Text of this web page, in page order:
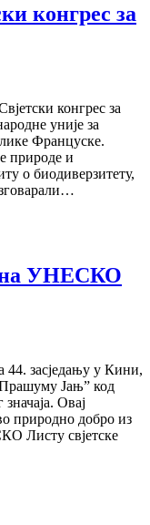
конгрес за
конгрес за
уније за
Француске.
природе и
о биодиверзитету,
на УНЕСКО
засједању у Кини,
Јањ” код
Овај
природно добро из
Листу свјетске